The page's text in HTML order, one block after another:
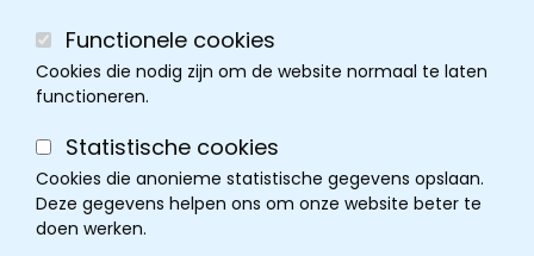
Functionele cookies
Cookies die nodig zijn om de website normaal te laten
functioneren.
Statistische cookies
Cookies die anonieme statistische gegevens opslaan.
Deze gegevens helpen ons om onze website beter te
doen werken.